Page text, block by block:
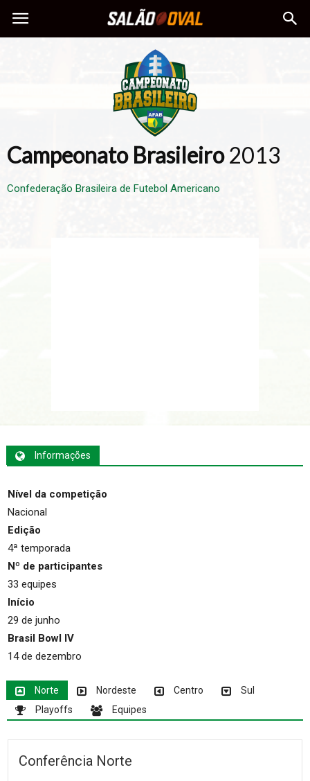
Campeonato Brasileiro2013
Confederação Brasileira de Futebol Americano
Informações
Nível da competição
Nacional
Edição
4ª temporada
Nº de participantes
33 equipes
Início
29 de junho
Brasil Bowl IV
14 de dezembro
Norte Nordeste Centro
Sul
Playoffs
Equipes
Conferência Norte